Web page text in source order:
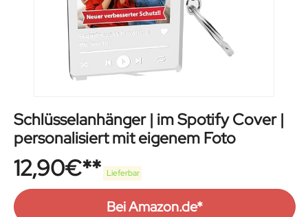
Schlüsselanhänger | im Spotify Cover |
personalisiert mit eigenem Foto
12,90€ Lieferbar
Bei Amazon.de*